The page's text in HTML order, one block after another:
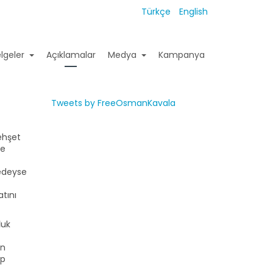
Türkçe English
Açıklamalar Medya Kampanya
Tweets by FreeOsmanKavala